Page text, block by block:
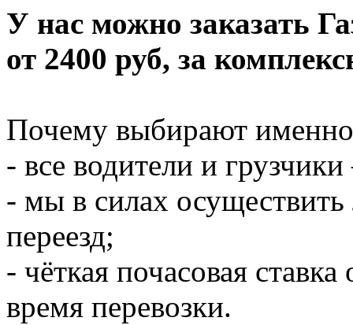
У нас можно заказать
от 2400 руб, за
Почему выбирают
- все водители и
- мы в силах
переезд;
- чёткая почасовая
время перевозки.